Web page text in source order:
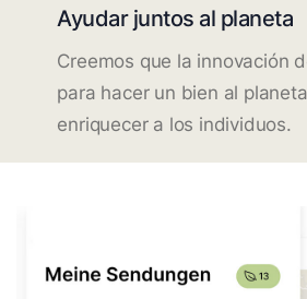
Ayudar juntos al planeta
Creemos que la innovación
para hacer un bien al
enriquecer a los individuos.